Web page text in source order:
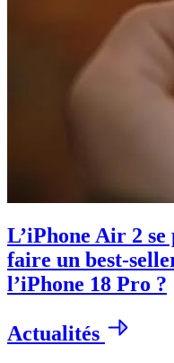
L’iPhone Air 2
faire un best-
l’iPhone 18 Pro ?
Actualités